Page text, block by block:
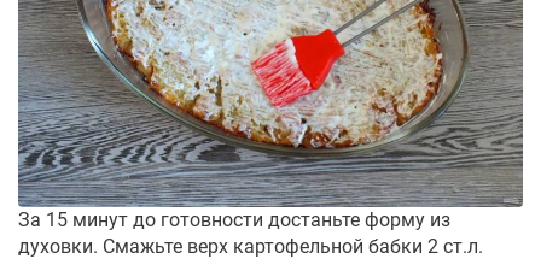
За 15 минут до готовности достаньте форму из
духовки. Смажьте верх картофельной бабки 2 ст.л.